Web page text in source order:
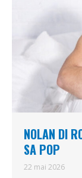
NOLAN DI
SA POP
22 mai 2026